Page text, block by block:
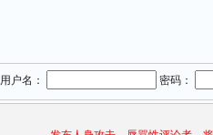
用户名： 密码：